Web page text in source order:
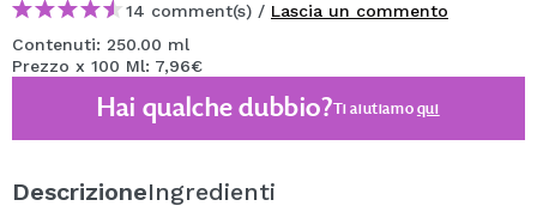
14 comment(s) / Lascia un commento
Contenuti: 250.00 ml
Prezzo x 100 Ml: 7,96€
Hai qualche dubbio?Ti aiutiamoqui
DescrizioneIngredienti